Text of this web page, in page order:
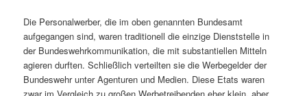
Die Personalwerber, die im oben genannten Bundesamt
aufgegangen sind, waren traditionell die einzige Dienststelle in
der Bundeswehrkommunikation, die mit substantiellen Mitteln
agieren durften. Schließlich verteilten sie die Werbegelder der
Bundeswehr unter Agenturen und Medien. Diese Etats waren
zwar im Vergleich zu großen Werbetreibenden eher klein, aber